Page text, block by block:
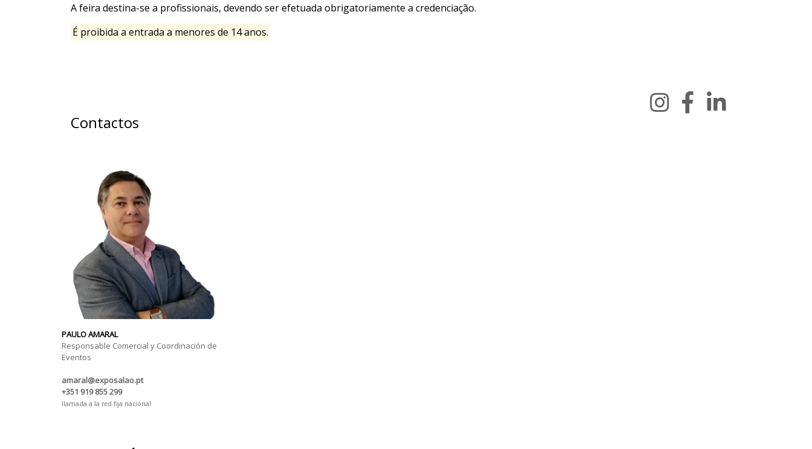
A feira destina-se a profissionais, devendo ser efetuada obrigatoriamente a credenciação.
É proibida a entrada a menores de 14 anos.
Contactos
PAULO AMARAL
Responsable Comercial y Coordinación de
Eventos
amaral@exposalao.pt
+351 919 855 299
llamada a la red fija nacional